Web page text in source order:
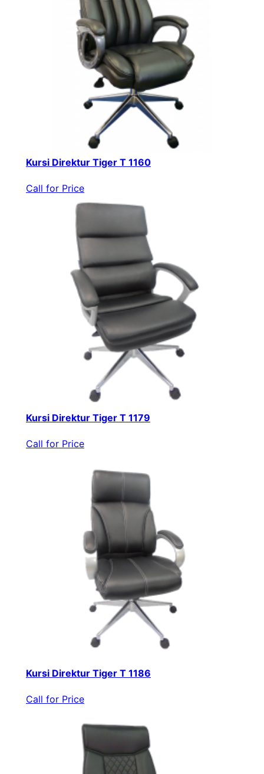
Kursi Direktur Tiger T 1160
Call for Price
Kursi Direktur Tiger T 1179
Call for Price
Kursi Direktur Tiger T 1186
Call for Price